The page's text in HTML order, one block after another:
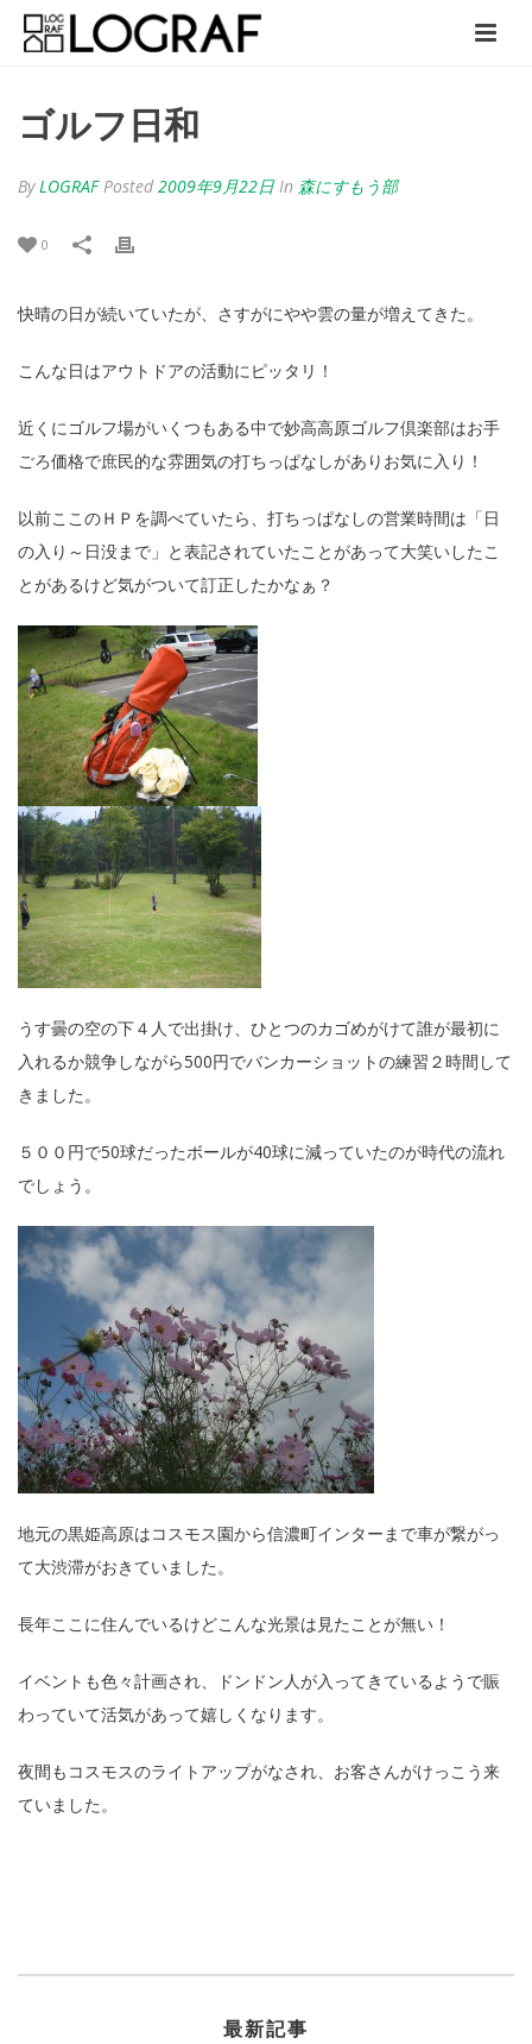
ゴルフ日和
ByLOGRAF Posted 2009年9月22日 In 森にすもう部
0
快晴の日が続いていたが、さすがにやや雲の量が増えてきた。
こんな日はアウトドアの活動にピッタリ！
近くにゴルフ場がいくつもある中で妙高高原ゴルフ倶楽部はお手
ごろ価格で庶民的な雰囲気の打ちっぱなしがありお気に入り！
以前ここのＨＰを調べていたら、打ちっぱなしの営業時間は「日
の入り～日没まで」と表記されていたことがあって大笑いしたこ
とがあるけど気がついて訂正したかなぁ？
うす曇の空の下４人で出掛け、ひとつのカゴめがけて誰が最初に
入れるか競争しながら500円でバンカーショットの練習２時間して
きました。
５００円で50球だったボールが40球に減っていたのが時代の流れ
でしょう。
地元の黒姫高原はコスモス園から信濃町インターまで車が繋がっ
て大渋滞がおきていました。
長年ここに住んでいるけどこんな光景は見たことが無い！
イベントも色々計画され、ドンドン人が入ってきているようで賑
わっていて活気があって嬉しくなります。
夜間もコスモスのライトアップがなされ、お客さんがけっこう来
ていました。
最新記事